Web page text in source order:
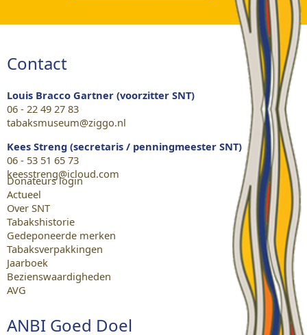
Contact
Louis Bracco Gartner (voorzitter SNT)
06 - 22 49 27 83
tabaksmuseum@ziggo.nl
Kees Streng (secretaris / penningmeester SNT)
06 - 53 51 65 73
keesstreng@icloud.com
Donateurs login
Actueel
Over SNT
Tabakshistorie
Gedeponeerde merken
Tabaksverpakkingen
Jaarboek
Bezienswaardigheden
AVG
ANBI Goed Doel